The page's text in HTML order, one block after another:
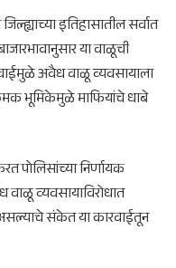
इतिहासातील सर्वात
या वाळूची
अवैध वाळू व्यवसायाला
भूमिकेमुळे माफियांचे धाबे
पोलिसांच्या निर्णायक
व्यवसायाविरोधात
संकेत या कारवाईतून